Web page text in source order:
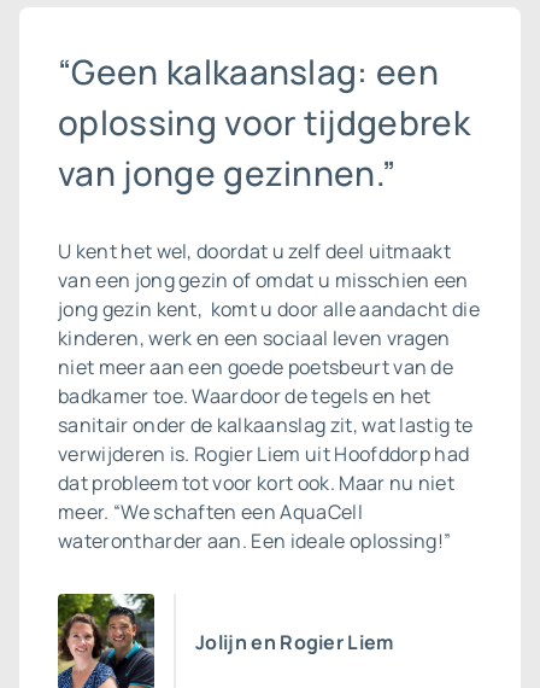
“Geen kalkaanslag: een
oplossing voor tijdgebrek
van jonge gezinnen.”
U kent het wel, doordat u zelf deel uitmaakt
van een jong gezin of omdat u misschien een
jong gezin kent, komt u door alle aandacht die
kinderen, werk en een sociaal leven vragen
niet meer aan een goede poetsbeurt van de
badkamer toe. Waardoor de tegels en het
sanitair onder de kalkaanslag zit, wat lastig te
verwijderen is. Rogier Liem uit Hoofddorp had
dat probleem tot voor kort ook. Maar nu niet
meer. “We schaften een AquaCell
waterontharder aan. Een ideale oplossing!”
Jolijn en Rogier Liem